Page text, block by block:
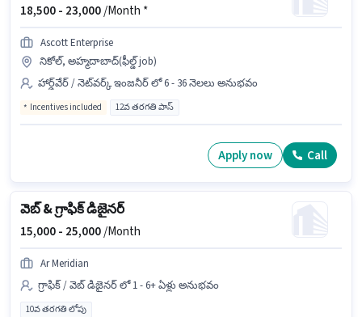
18,500 - 23,000/Month *
Ascott Enterprise
నికోల్, అహ్మదాబాద్(ఫీల్డ్ job)
హార్డ్‌వేర్ / నెట్‌వర్క్ ఇంజనీర్ లో 6 - 36 నెలలు అనుభవం
Incentives included 12వ తరగతి పాస్
Apply now Call
వెబ్ & గ్రాఫిక్ డిజైనర్
15,000 - 25,000/Month
Ar Meridian
గ్రాఫిక్ / వెబ్ డిజైనర్ లో 1 - 6+ ఏళ్లు అనుభవం
10వ తరగతి లోపు